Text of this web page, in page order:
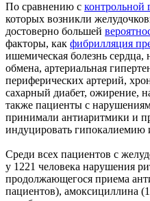
По сравнению с контрольной
которых возникли
достоверно большей
факторы, как фибрилляция
ишемическая болезнь сердца,
обмена, артериальная
периферических артерий,
сахарный диабет, ожирение,
также пациенты с
принимали антиаритмики и
индуцировать гипокалиемию
Среди всех пациентов с
у 1221 человека нарушения
продолжающегося приема
пациентов), амоксициллина